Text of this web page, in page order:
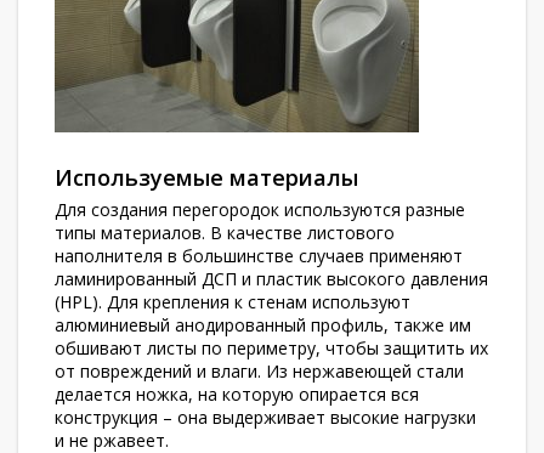
Используемые материалы
Для создания перегородок используются разные
типы материалов. В качестве листового
наполнителя в большинстве случаев применяют
ламинированный ДСП и пластик высокого давления
(HPL). Для крепления к стенам используют
алюминиевый анодированный профиль, также им
обшивают листы по периметру, чтобы защитить их
от повреждений и влаги. Из нержавеющей стали
делается ножка, на которую опирается вся
конструкция – она выдерживает высокие нагрузки
и не ржавеет.